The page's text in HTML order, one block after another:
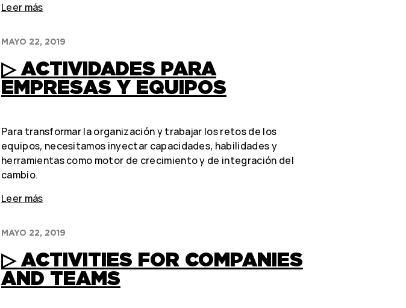
Leer más
MAYO 22, 2019
▷ ACTIVIDADES PARA
EMPRESAS Y EQUIPOS
Para transformar la organización y trabajar los retos de los
equipos, necesitamos inyectar capacidades, habilidades y
herramientas como motor de crecimiento y de integración del
cambio.
Leer más
MAYO 22, 2019
▷ ACTIVITIES FOR COMPANIES
AND TEAMS